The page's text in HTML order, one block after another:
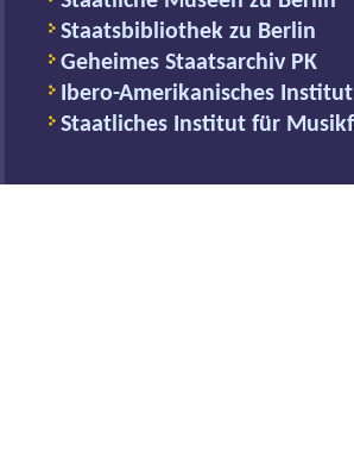
Staatsbibliothek zu Berlin
Geheimes Staatsarchiv PK
Ibero-Amerikanisches Institut
Staatliches Institut für